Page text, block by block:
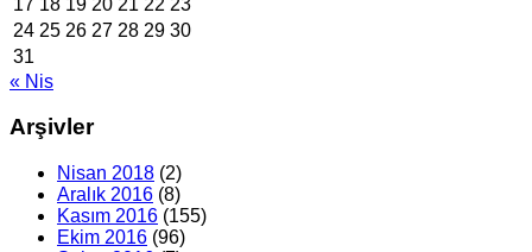
24 25 26 27 28 29 30
31
« Nis
Arşivler
Nisan 2018 (2)
Aralık 2016 (8)
Kasım 2016 (155)
Ekim 2016 (96)